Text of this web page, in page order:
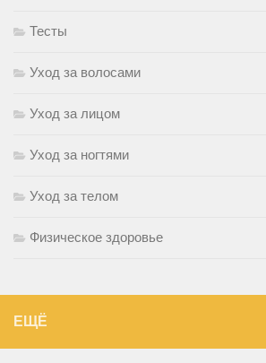
Тесты
Уход за волосами
Уход за лицом
Уход за ногтями
Уход за телом
Физическое здоровье
ЕЩЁ